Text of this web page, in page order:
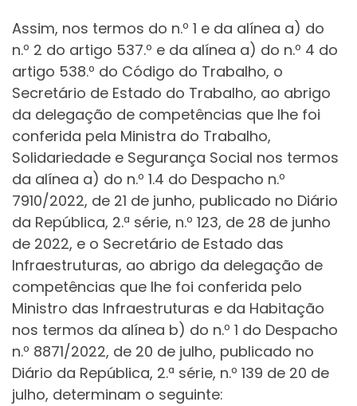
Assim, nos termos do n.º 1 e da alínea a) do
n.º 2 do artigo 537.º e da alínea a) do n.º 4 do
artigo 538.º do Código do Trabalho, o
Secretário de Estado do Trabalho, ao abrigo
da delegação de competências que lhe foi
conferida pela Ministra do Trabalho,
Solidariedade e Segurança Social nos termos
da alínea a) do n.º 1.4 do Despacho n.º
7910/2022, de 21 de junho, publicado no Diário
da República, 2.ª série, n.º 123, de 28 de junho
de 2022, e o Secretário de Estado das
Infraestruturas, ao abrigo da delegação de
competências que lhe foi conferida pelo
Ministro das Infraestruturas e da Habitação
nos termos da alínea b) do n.º 1 do Despacho
n.º 8871/2022, de 20 de julho, publicado no
Diário da República, 2.ª série, n.º 139 de 20 de
julho, determinam o seguinte: